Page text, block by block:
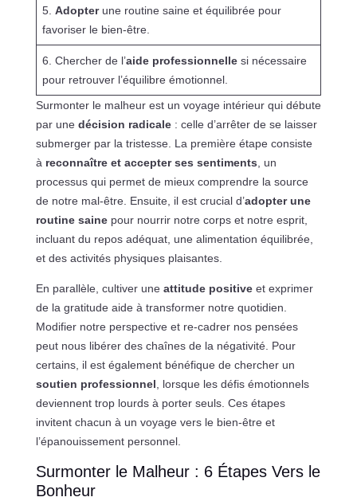
5. Adopterune routine saine et équilibrée pour
favoriser le bien-être.
6. Chercher de l’aide professionnellesi nécessaire
pour retrouver l’équilibre émotionnel.
Surmonter le malheur est un voyage intérieur qui débute
par une décision radicale: celle d’arrêter de se laisser
submerger par la tristesse. La première étape consiste
à reconnaître et accepter ses sentiments , un
processus qui permet de mieux comprendre la source
de notre mal-être. Ensuite, il est crucial d’adopter une
routine sainepour nourrir notre corps et notre esprit,
incluant du repos adéquat, une alimentation équilibrée,
et des activités physiques plaisantes.
En parallèle, cultiver une attitude positiveet exprimer
de la gratitude aide à transformer notre quotidien.
Modifier notre perspective et re-cadrer nos pensées
peut nous libérer des chaînes de la négativité. Pour
certains, il est également bénéfique de chercher un
soutien professionnel , lorsque les défis émotionnels
deviennent trop lourds à porter seuls. Ces étapes
invitent chacun à un voyage vers le bien-être et
l’épanouissement personnel.
Surmonter le Malheur : 6 Étapes Vers le
Bonheur